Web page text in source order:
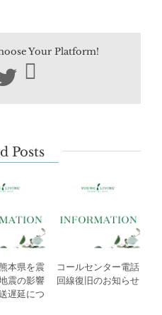
袋】
前
ェ
を
｜
Your Platform!
Twitter
Posts
本県を震
震の影響
遅延につ
コールセンター電話
回線復旧のお知らせ